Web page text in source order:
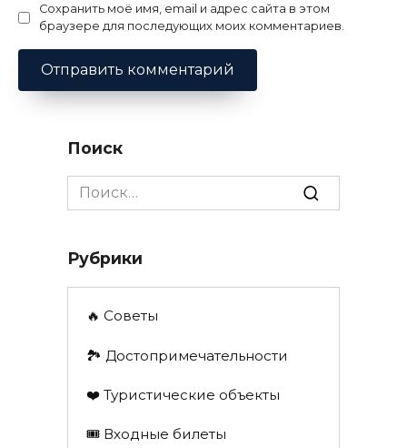
Сохранить моё имя, email и адрес сайта в этом
браузере для последующих моих комментариев.
Поиск
Search
for:
Рубрики
🔥 Советы
🏞️ Достопримечательности
❤️ Туристические объекты
🎟️ Входные билеты